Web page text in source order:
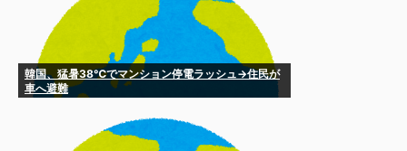
韓国、猛暑38℃でマンション停電ラッシュ→住民が
車へ避難